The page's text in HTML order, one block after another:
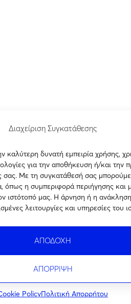
Διαχείριση Συγκατάθεσης
καλύτερη δυνατή εμπειρία χρήσης,
για την αποθήκευση ή/και την
σας. Με τη συγκατάθεσή σας
όπως η συμπεριφορά περιήγησης και
ιστότοπό μας. Η άρνηση ή η
λειτουργίες και υπηρεσίες του
ΑΠΟΔΟΧΗ
ΑΠΟΡΡΙΨΗ
PolicyΠολιτική Απορρήτου